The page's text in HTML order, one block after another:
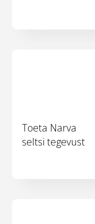
Toeta Narva
seltsi tegevust